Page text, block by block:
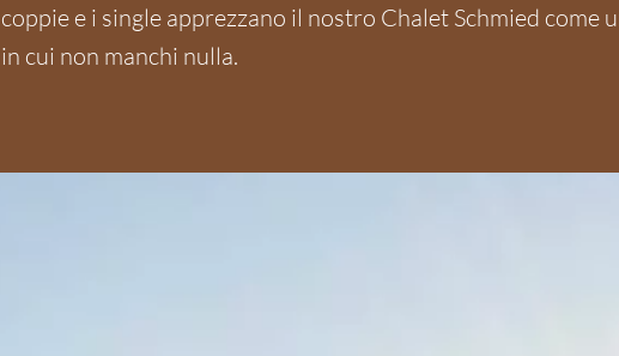
e i single apprezzano il nostro Chalet Schmied come
cui non manchi nulla.